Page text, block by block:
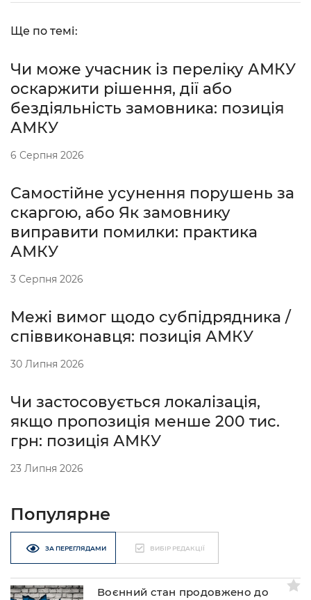
Ще по темі:
Чи може учасник із переліку АМКУ
оскаржити рішення, дії або
бездіяльність замовника: позиція
АМКУ
6 Серпня 2026
Самостійне усунення порушень за
скаргою, або Як замовнику
виправити помилки: практика
АМКУ
3 Серпня 2026
Межі вимог щодо субпідрядника /
співвиконавця: позиція АМКУ
30 Липня 2026
Чи застосовується локалізація,
якщо пропозиція менше 200 тис.
грн: позиція АМКУ
23 Липня 2026
Популярне
ЗА ПЕРЕГЛЯДАМИ ВИБІР РЕДАКЦІЇ
Воєнний стан продовжено до